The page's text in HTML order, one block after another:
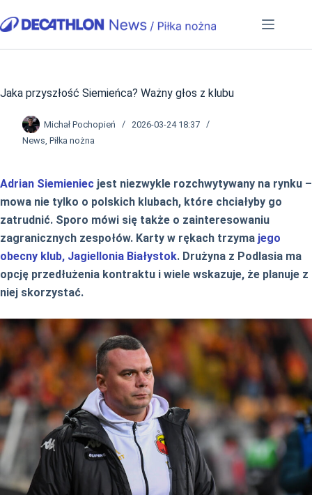
do
Jaka przyszłość Siemieńca? Ważny głos z klubu
Michał Pochopień
2026-03-24 18:37
News, Piłka nożna
Adrian Siemieniec jest niezwykle rozchwytywany na rynku –
mowa nie tylko o polskich klubach, które chciałyby go
zatrudnić. Sporo mówi się także o zainteresowaniu
zagranicznych zespołów. Karty w rękach trzyma jego
obecny klub, Jagiellonia Białystok. Drużyna z Podlasia ma
opcję przedłużenia kontraktu i wiele wskazuje, że planuje z
niej skorzystać.